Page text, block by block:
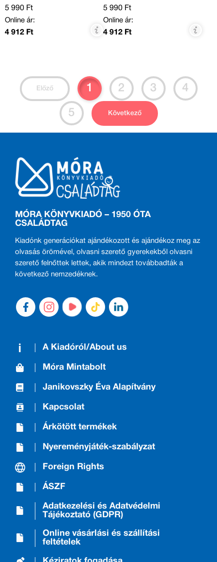
5 990 Ft
Online ár:
4 912 Ft
5 990 Ft
Online ár:
4 912 Ft
Előző 1 2 3 4
5 Következő
MÓRA KÖNYVKIADÓ – 1950 ÓTA
CSALÁDTAG
Kiadónk generációkat ajándékozott és ajándékoz meg az
olvasás örömével, olvasni szerető gyerekekből olvasni
szerető felnőttek lettek, akik mindezt továbbadták a
következő nemzedéknek.
A Kiadóról/About us
Móra Mintabolt
Janikovszky Éva Alapítvány
Kapcsolat
Árkötött termékek
Nyereményjáték-szabályzat
Foreign Rights
ÁSZF
Adatkezelési és Adatvédelmi
Tájékoztató (GDPR)
Online vásárlási és szállítási
feltételek